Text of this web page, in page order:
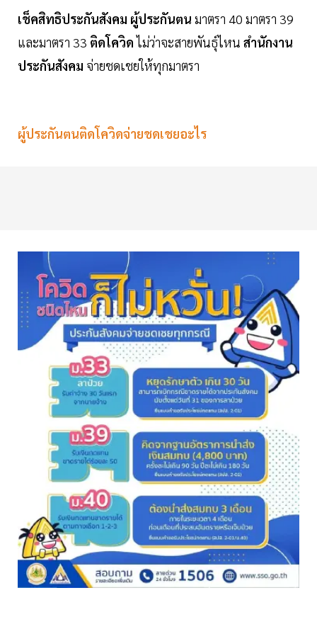
เช็คสิทธิประกันสังคม ผู้ประกันตน มาตรา 40 มาตรา 39
และมาตรา 33 ติดโควิดไม่ว่าจะสายพันธุ์ไหน สำนักงาน
ประกันสังคม จ่ายชดเชยให้ทุกมาตรา
ผู้ประกันตนติดโควิดจ่ายชดเชยอะไร